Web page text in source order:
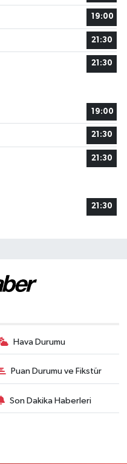
19:00
21:30
21:30
19:00
21:30
21:30
21:30
Hava Durumu
Puan Durumu ve Fikstür
Son Dakika Haberleri